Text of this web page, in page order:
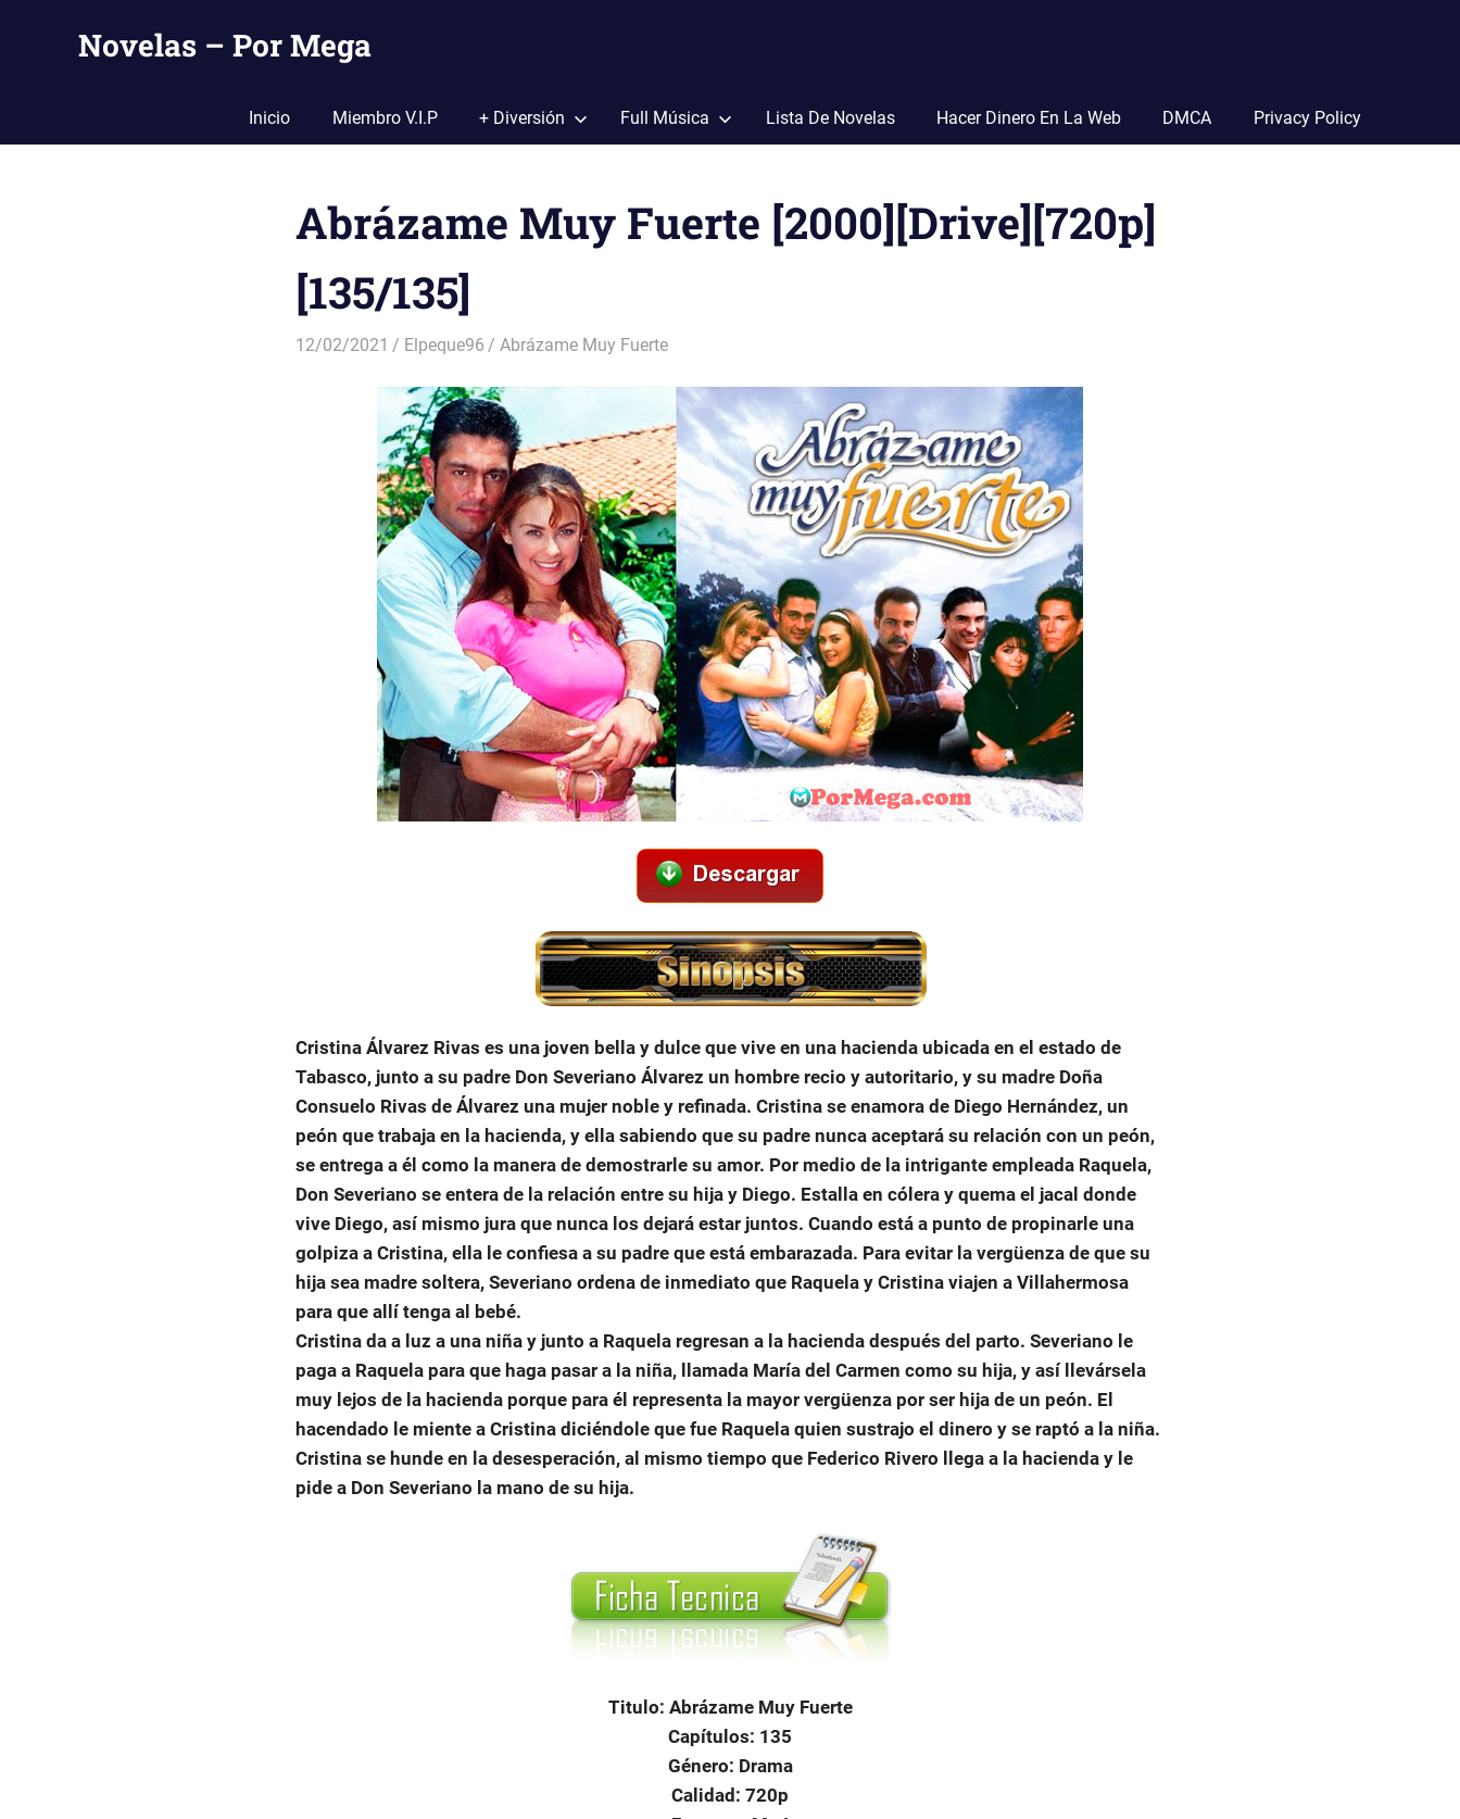
Novelas – Por Mega
Inicio Miembro V.I.P + Diversión Full Música Lista De Novelas Hacer Dinero En La Web DMCA Privacy Policy
Abrázame Muy Fuerte [2000][Drive][720p]
[135/135]
12/02/2021 Elpeque96 Abrázame Muy Fuerte
Cristina Álvarez Rivas es una joven bella y dulce que vive en una hacienda ubicada en el estado de
Tabasco, junto a su padre Don Severiano Álvarez un hombre recio y autoritario, y su madre Doña
Consuelo Rivas de Álvarez una mujer noble y refinada. Cristina se enamora de Diego Hernández, un
peón que trabaja en la hacienda, y ella sabiendo que su padre nunca aceptará su relación con un peón,
se entrega a él como la manera de demostrarle su amor. Por medio de la intrigante empleada Raquela,
Don Severiano se entera de la relación entre su hija y Diego. Estalla en cólera y quema el jacal donde
vive Diego, así mismo jura que nunca los dejará estar juntos. Cuando está a punto de propinarle una
golpiza a Cristina, ella le confiesa a su padre que está embarazada. Para evitar la vergüenza de que su
hija sea madre soltera, Severiano ordena de inmediato que Raquela y Cristina viajen a Villahermosa
para que allí tenga al bebé.
Cristina da a luz a una niña y junto a Raquela regresan a la hacienda después del parto. Severiano le
paga a Raquela para que haga pasar a la niña, llamada María del Carmen como su hija, y así llevársela
muy lejos de la hacienda porque para él representa la mayor vergüenza por ser hija de un peón. El
hacendado le miente a Cristina diciéndole que fue Raquela quien sustrajo el dinero y se raptó a la niña.
Cristina se hunde en la desesperación, al mismo tiempo que Federico Rivero llega a la hacienda y le
pide a Don Severiano la mano de su hija.
Titulo: Abrázame Muy Fuerte
Capítulos: 135
Género: Drama
Calidad: 720p